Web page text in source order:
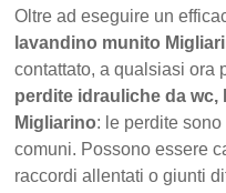
Oltre ad eseguire un
lavandino munito
contattato, a qualsiasi ora
perdite idrauliche da wc,
Migliarino: le perdite
comuni. Possono essere
raccordi allentati o giunti